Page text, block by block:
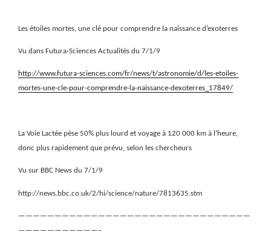
Les étoiles mortes, une clé pour comprendre la naissance d’exoterres
Vu dans Futura-Sciences Actualités du 7/1/9
http://www.futura-sciences.com/fr/news/t/astronomie/d/les-etoiles-
mortes-une-cle-pour-comprendre-la-naissance-dexoterres_17849/
La Voie Lactée pèse 50% plus lourd et voyage à 120 000 km à l’heure,
donc plus rapidement que prévu, selon les chercheurs
Vu sur BBC News du 7/1/9
http://news.bbc.co.uk/2/hi/science/nature/7813635.stm
————————————————————————————————
———————————–